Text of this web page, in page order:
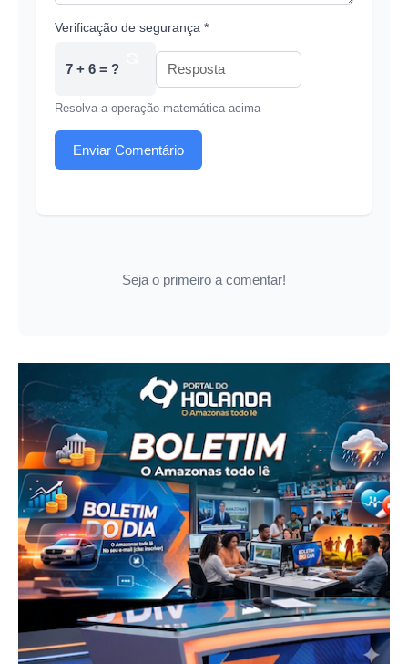
Verificação de segurança *
7 + 6 = ?
Resolva a operação matemática acima
Enviar Comentário
Seja o primeiro a comentar!